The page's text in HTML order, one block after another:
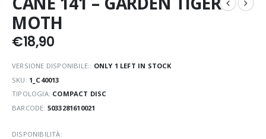
MOTH
€18,90
VERSIONE DISPONIBILE:: ONLY 1 LEFT IN STOCK
SKU: 1_C40013
TIPOLOGIA: COMPACT DISC
BARCODE: 5033281610021
DISPONIBILITÀ: